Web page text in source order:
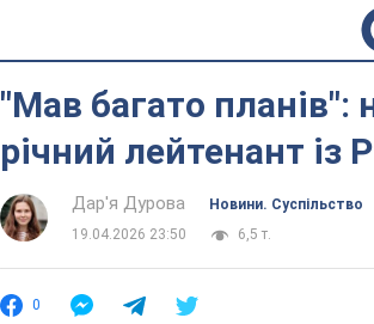
"Мав багато планів":
річний лейтенант із
Дар'я Дурова
Новини. Суспільство
19.04.2026 23:50
6,5 т.
0